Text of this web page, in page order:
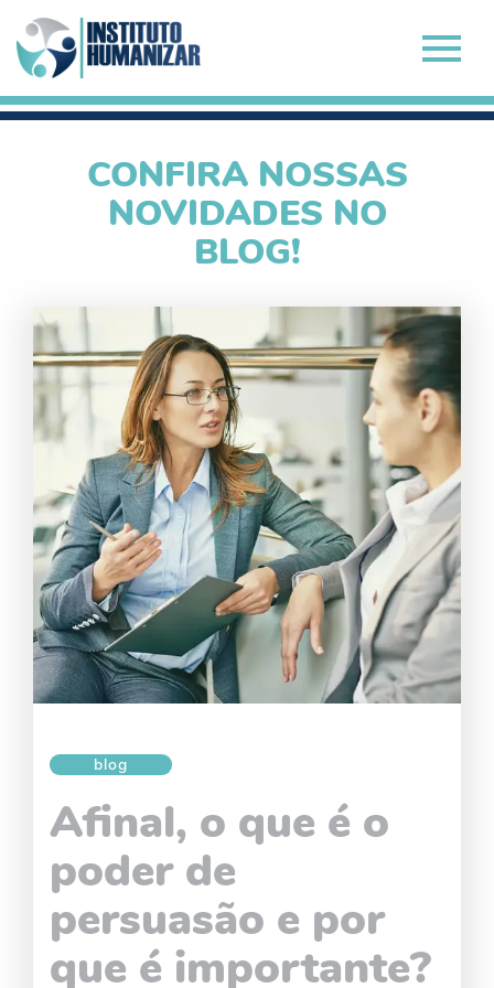
CONFIRA NOSSAS
NOVIDADES NO
BLOG!
blog
Afinal, o que é o
poder de
persuasão e por
que é importante?